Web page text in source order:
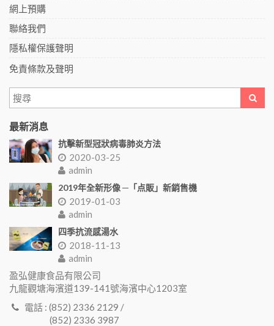
網上預購
聯絡我們
隱私權保護聲明
免責條款及聲明
最新消息
抗擊新型冠狀病毒肺炎方法
2020-03-25
admin
2019年全新形像 ─「点販」新銷售機
2019-01-03
admin
四季抗流感湯水
2018-11-13
admin
盈弘健康食品有限公司
九龍觀塘海濱道139-141號海濱中心1203室
電話 : (852) 2336 2129 /
(852) 2336 3987